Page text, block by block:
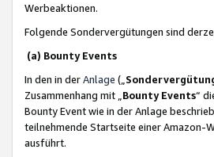
Werbeaktionen.
Folgende Sondervergütungen sind
(a) Bounty Events
In den in derAnlage („
Zusammenhang mit „ Bounty Events“
Bounty Event wie in der Anlage
teilnehmende Startseite einer Amazon-
ausführt.